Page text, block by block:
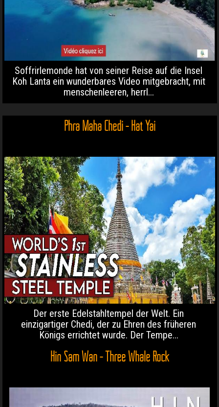
Soffrirlemonde hat von seiner Reise auf die Insel
Koh Lanta ein wunderbares Video mitgebracht, mit
menschenleeren, herrl...
Phra Maha Chedi - Hat Yai
Der erste Edelstahltempel der Welt. Ein
einzigartiger Chedi, der zu Ehren des früheren
Königs errichtet wurde. Der Tempe...
Hin Sam Wan - Three Whale Rock